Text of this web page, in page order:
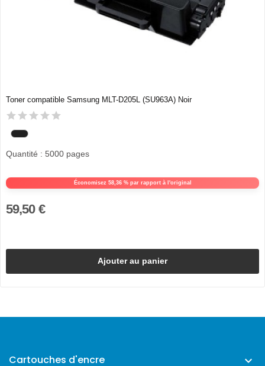
Toner compatible Samsung MLT-D205L (SU963A) Noir
Économisez 58,36 % par rapport à l'original
Quantité : 5000 pages
59,50 €
Ajouter au panier
Cartouches d'encre 